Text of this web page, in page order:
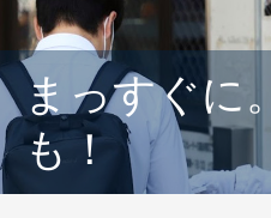
まっすぐに
も！